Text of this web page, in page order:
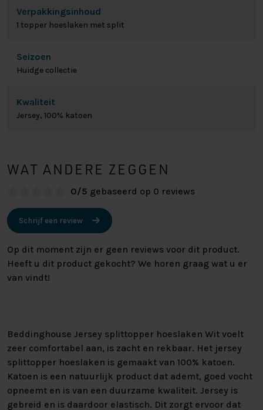
Verpakkingsinhoud
1 topper hoeslaken met split
Seizoen
Huidge collectie
Kwaliteit
Jersey, 100% katoen
WAT ANDERE ZEGGEN
0/5 gebaseerd op 0 reviews
Schrijf een review
Op dit moment zijn er geen reviews voor dit product.
Heeft u dit product gekocht? We horen graag wat u er
van vindt!
Beddinghouse Jersey splittopper hoeslaken Wit voelt
zeer comfortabel aan, is zacht en rekbaar. Het jersey
splittopper hoeslaken is gemaakt van 100% katoen.
Katoen is een natuurlijk product dat ademt, goed vocht
opneemt en is van een duurzame kwaliteit. Jersey is
gebreid en is daardoor elastisch. Dit zorgt ervoor dat